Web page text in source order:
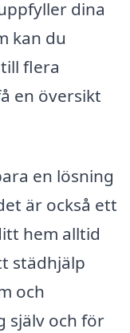
dina
kan du
flera
en översikt
en lösning
är också ett
hem alltid
städhjälp
och
själv och för